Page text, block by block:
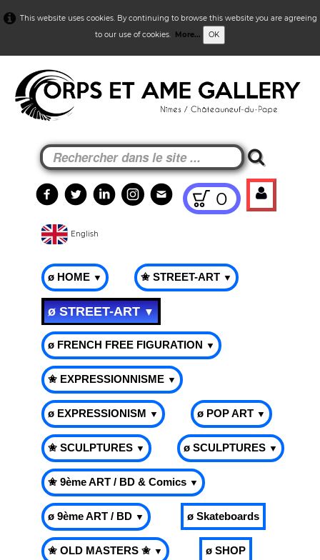
This website uses cookies. By continuing to browse this website you are agreeing
to our use of cookies. More... OK
0
English
ø HOME ▼ ✬ STREET-ART ▼
ø STREET-ART▼
ø FRENCH FREE FIGURATION ▼
✬ EXPRESSIONNISME ▼
ø EXPRESSIONISM ▼ ø POP ART ▼
✬ SCULPTURES ▼ ø SCULPTURES ▼
✬ 9ème ART / BD & Comics ▼
ø 9ème ART / BD ▼ ø Skateboards
✬ OLD MASTERS ✬ ▼ ø SHOP